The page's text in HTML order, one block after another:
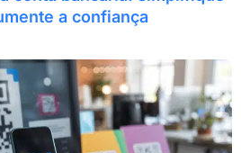
a confiança